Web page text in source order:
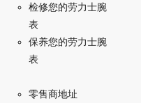
检修您的劳力士腕
表
保养您的劳力士腕
表
零售商地址